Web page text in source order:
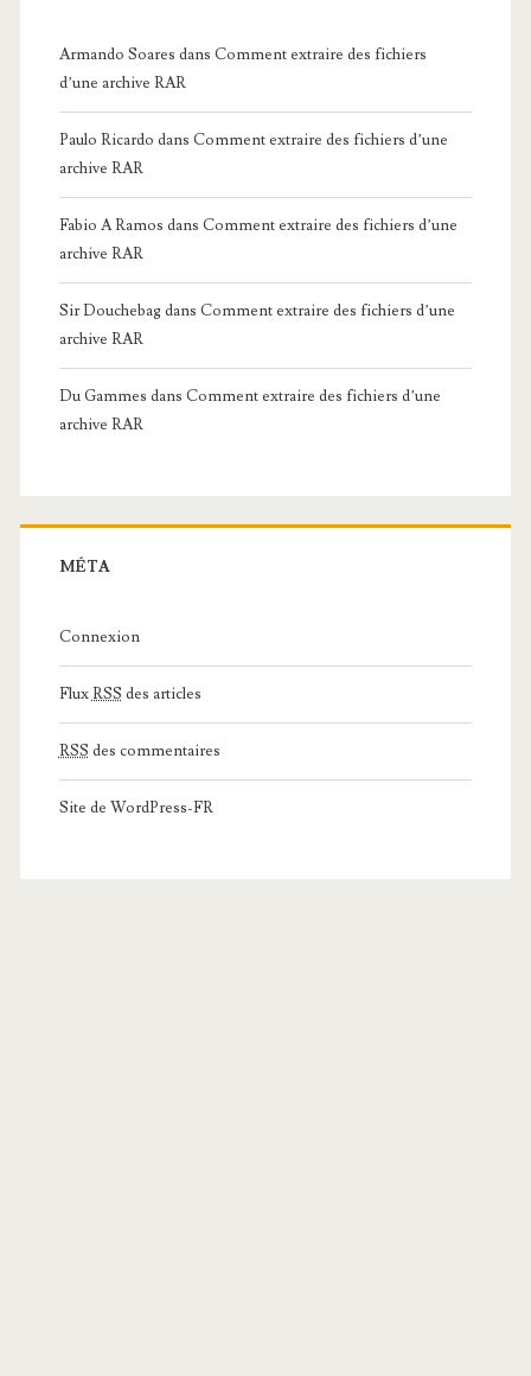
Armando Soares dans Comment extraire des fichiers
d’une archive RAR
Paulo Ricardo dans Comment extraire des fichiers d’une
archive RAR
Fabio A Ramos dans Comment extraire des fichiers d’une
archive RAR
Sir Douchebagdans Comment extraire des fichiers d’une
archive RAR
Du Gammes dans Comment extraire des fichiers d’une
archive RAR
MÉTA
Connexion
FluxRSS des articles
RSS des commentaires
Site de WordPress-FR